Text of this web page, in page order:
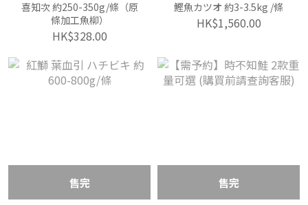
喜知次 約250-350g/條（原
條加工魚柳）
HK$328.00
鰹魚カツオ 約3-3.5kg /條
HK$1,560.00
售完 售完